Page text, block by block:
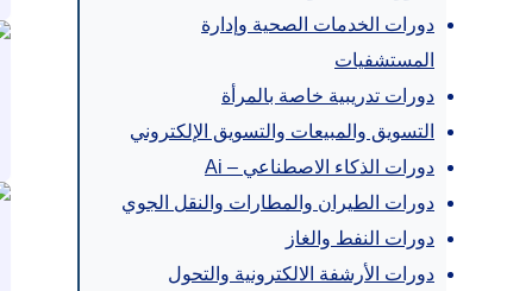
دورات الخدمات الصحية وإدارة
المستشفيات
دورات تدريبية خاصة بالمرأة
التسويق والمبيعات والتسويق الإلكتروني
دورات الذكاء الاصطناعي – Ai
دورات الطيران والمطارات والنقل الجوي
دورات النفط والغاز
دورات الأرشفة الالكترونية والتحول